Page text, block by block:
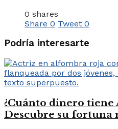
0 shares
Share 0 Tweet 0
Podría interesarte
¿Cuánto dinero tiene
Descubre su fortuna